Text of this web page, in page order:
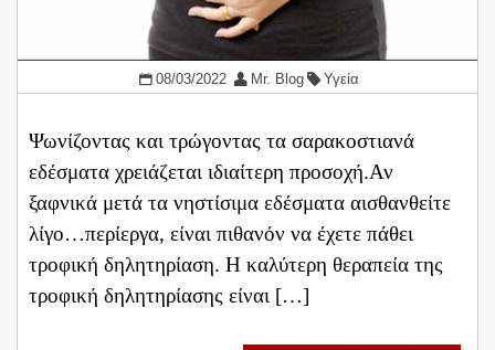
08/03/2022 Mr. Blog Υγεία
Ψωνίζοντας και τρώγοντας τα σαρακοστιανά
εδέσματα χρειάζεται ιδιαίτερη προσοχή.Αν
ξαφνικά μετά τα νηστίσιμα εδέσματα αισθανθείτε
λίγο…περίεργα, είναι πιθανόν να έχετε πάθει
τροφική δηλητηρίαση. H καλύτερη θεραπεία της
τροφική δηλητηρίασης είναι […]